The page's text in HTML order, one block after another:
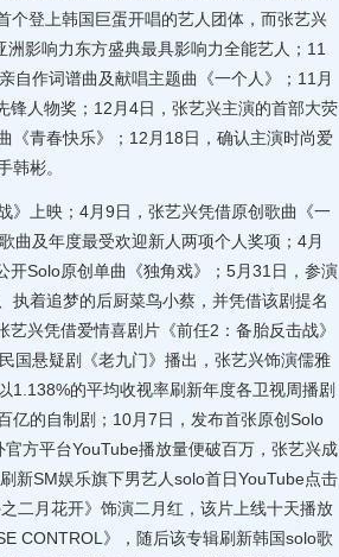
个登上韩国巨蛋开唱的艺人团体，而张艺兴
影响力东方盛典最具影响力全能艺人；11
自作词谱曲及献唱主题曲《一个人》；11月
锋人物奖；12月4日，张艺兴主演的首部大荧
《青春快乐》；12月18日，确认主演时尚爱
韩彬。
上映；4月9日，张艺兴凭借原创歌曲《一
曲及年度最受欢迎新人两项个人奖项；4月
开Solo原创单曲《独角戏》；5月31日，参演
执着追梦的后厨菜鸟小蔡，并凭借该剧提名
兴凭借爱情喜剧片《前任2：备胎反击战》
国悬疑剧《老九门》播出，张艺兴饰演儒雅
1.138%的平均收视率刷新年度各卫视周播剧
亿的自制剧；10月7日，发布首张原创Solo
方平台YouTube播放量便破百万，张艺兴成
新SM娱乐旗下男艺人solo首日YouTube点击
二月花开》饰演二月红，该片上线十天播放
CONTROL》，随后该专辑刷新韩国solo歌